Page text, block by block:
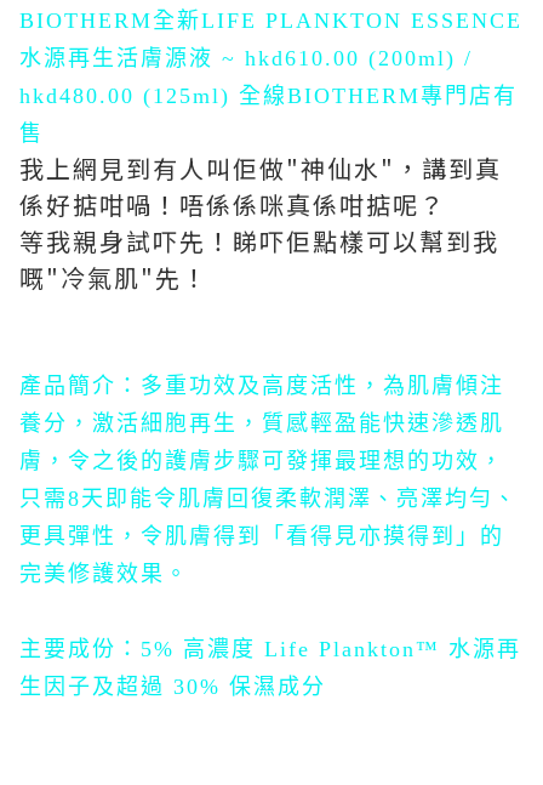
BIOTHERM全新LIFE PLANKTON ESSENCE
水源再生活膚源液 ~ hkd610.00 (200ml) /
hkd480.00 (125ml) 全線BIOTHERM專門店有
售
我上網見到有人叫佢做"神仙水"，講到真
係好掂咁喎！唔係係咪真係咁掂呢？
等我親身試吓先！睇吓佢點樣可以幫到我
嘅"冷氣肌"先！
產品簡介：多重功效及高度活性，為肌膚傾注
養分，激活細胞再生，質感輕盈能快速滲透肌
膚，令之後的護膚步驟可發揮最理想的功效 ，
只需8天即能令肌膚回復柔軟潤澤、亮澤均勻、
更具彈性，令肌膚得到「看得見亦摸得到」的
完美修護效果。
主要成份：5% 高濃度 Life Plankton™ 水源再
生因子及超過 30% 保濕成分